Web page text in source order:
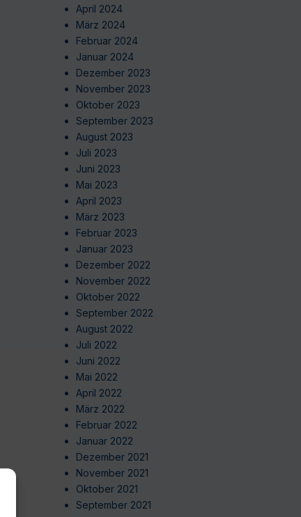
April 2024
März 2024
Februar 2024
Januar 2024
Dezember 2023
November 2023
Oktober 2023
September 2023
August 2023
Juli 2023
Juni 2023
Mai 2023
April 2023
März 2023
Februar 2023
Januar 2023
Dezember 2022
November 2022
Oktober 2022
September 2022
August 2022
Juli 2022
Juni 2022
Mai 2022
April 2022
März 2022
Februar 2022
Januar 2022
Dezember 2021
November 2021
Oktober 2021
September 2021